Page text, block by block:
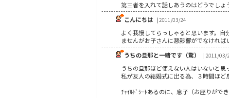
第三者を入れて話しあうのはどうでし
こんにちは | 2011/03/24
よく我慢してらっしゃると思います。
ませんがお子さんに悪影響がでなけれ
うちの旦那と一緒です（驚）
| 2011/03/
うちの旦那ほど使えない人はいないと
私が友人の結婚式に出る為、３時間ほ
ﾁｬｲﾙﾄﾞｼｰﾄあるのに、息子（お座りがで